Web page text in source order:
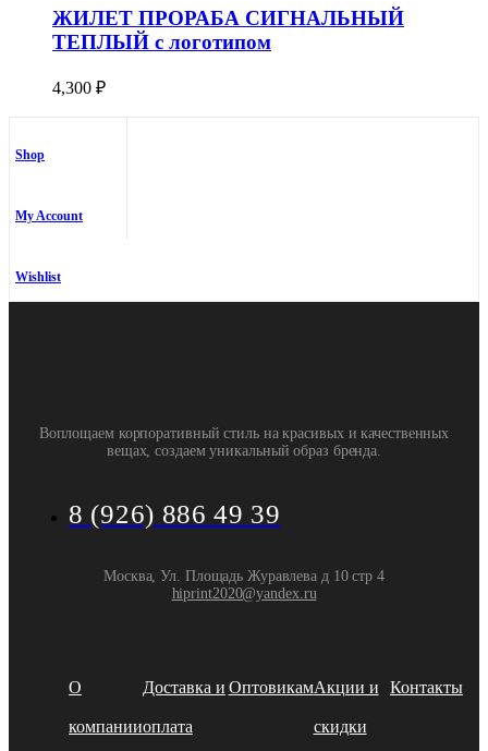
несколько
вариаций.
Опции
выбрать
ЖИЛЕТ ПРОРАБА СИГНАЛЬНЫЙ
ТЕПЛЫЙ с логотипом
4,300 ₽
Shop
My Account
Wishlist
Воплощаем корпоративный стиль на красивых и качественных
вещах, создаем уникальный образ бренда.
8 (926) 886 49 39
Москва, Ул. Площадь Журавлева д 10 стр 4
hiprint2020@yandex.ru
О
компании
Доставка и
оплата
ОптовикамАкции и
скидки
Контакты